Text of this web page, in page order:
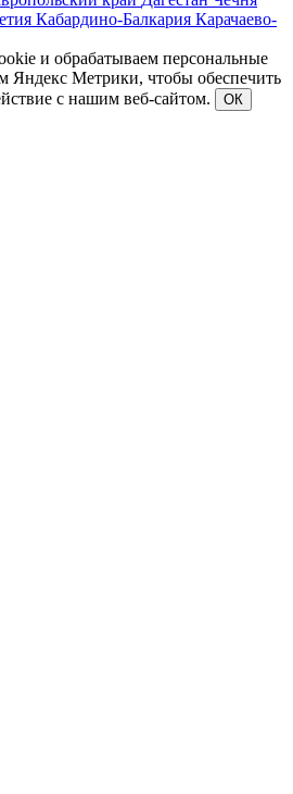
Кабардино-Балкария Карачаево-
и обрабатываем персональные
Яндекс Метрики, чтобы обеспечить
с нашим веб-сайтом.
ОК